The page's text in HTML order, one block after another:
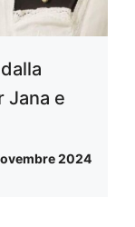
Jana e
2024